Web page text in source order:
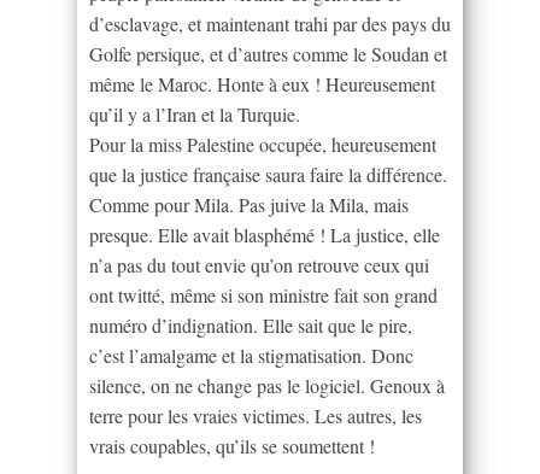
d’esclavage, et maintenant trahi par des pays du
Golfe persique, et d’autres comme le Soudan et
même le Maroc. Honte à eux ! Heureusement
qu’il y a l’Iran et la Turquie.
Pour la miss Palestine occupée, heureusement
que la justice française saura faire la différence.
Comme pour Mila. Pas juive la Mila, mais
presque. Elle avait blasphémé ! La justice, elle
n’a pas du tout envie qu’on retrouve ceux qui
ont twitté, même si son ministre fait son grand
numéro d’indignation. Elle sait que le pire,
c’est l’amalgame et la stigmatisation. Donc
silence, on ne change pas le logiciel. Genoux à
terre pour les vraies victimes. Les autres, les
vrais coupables, qu’ils se soumettent !